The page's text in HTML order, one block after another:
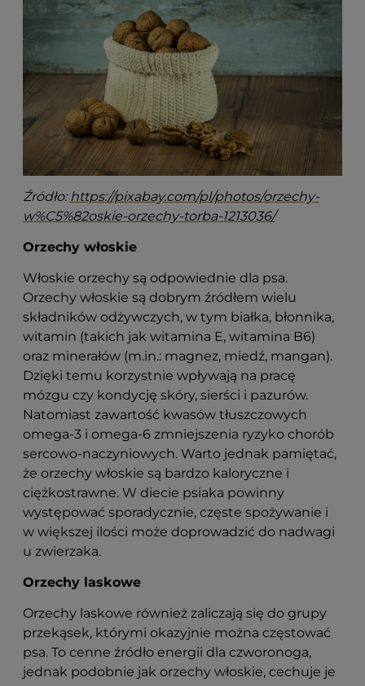
Źródło:https://pixabay.com/pl/photos/orzechy-
w%C5%82oskie-orzechy-torba-1213036/
Orzechy włoskie
Włoskie orzechy są odpowiednie dla psa.
Orzechy włoskie są dobrym źródłem wielu
składników odżywczych, w tym białka, błonnika,
witamin (takich jak witamina E, witamina B6)
oraz minerałów (m.in.: magnez, miedź, mangan).
Dzięki temu korzystnie wpływają na pracę
mózgu czy kondycję skóry, sierści i pazurów.
Natomiast zawartość kwasów tłuszczowych
omega-3 i omega-6 zmniejszenia ryzyko chorób
sercowo-naczyniowych. Warto jednak pamiętać,
że orzechy włoskie są bardzo kaloryczne i
ciężkostrawne. W diecie psiaka powinny
występować sporadycznie, częste spożywanie i
w większej ilości może doprowadzić do nadwagi
u zwierzaka.
Orzechy laskowe
Orzechy laskowe również zaliczają się do grupy
przekąsek, którymi okazyjnie można częstować
psa. To cenne źródło energii dla czworonoga,
jednak podobnie jak orzechy włoskie, cechuje je